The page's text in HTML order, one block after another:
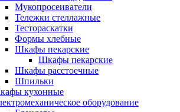
Мукопросеиватели
Тележки стеллажные
Тестораскатки
Формы хлебные
Шкафы пекарские
Шкафы пекарские
Шкафы расстоечные
Шпильки
кухонные
оборудование